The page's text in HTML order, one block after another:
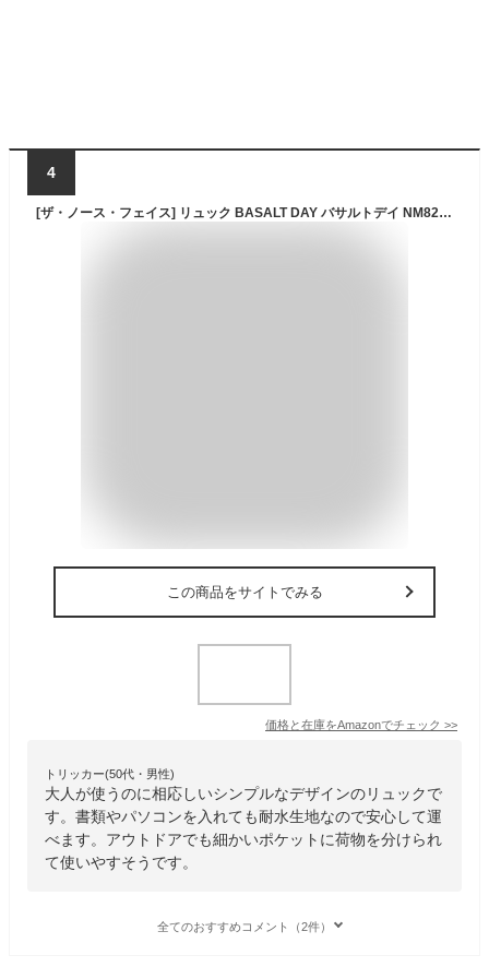
4
[ザ・ノース・フェイス] リュック BASALT DAY バサルトデイ NM82392 ユニセックス ブラック
この商品をサイトでみる
価格と在庫をAmazonでチェック >>
トリッカー(50代・男性)
大人が使うのに相応しいシンプルなデザインのリュックで
す。書類やパソコンを入れても耐水生地なので安心して運
べます。アウトドアでも細かいポケットに荷物を分けられ
て使いやすそうです。
全てのおすすめコメント（2件）